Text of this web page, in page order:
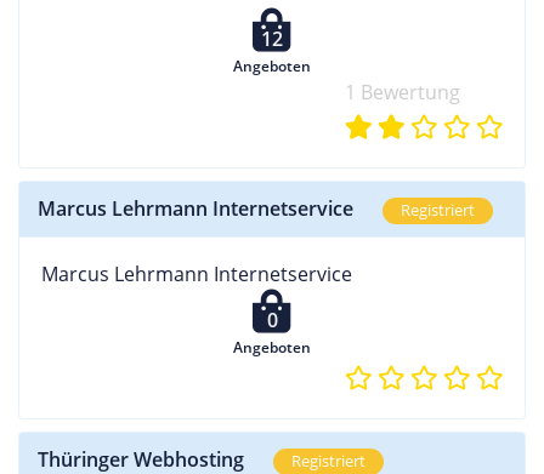
12
Angeboten
1 Bewertung
Marcus Lehrmann Internetservice Registriert
Marcus Lehrmann Internetservice
0
Angeboten
Thüringer Webhosting Registriert